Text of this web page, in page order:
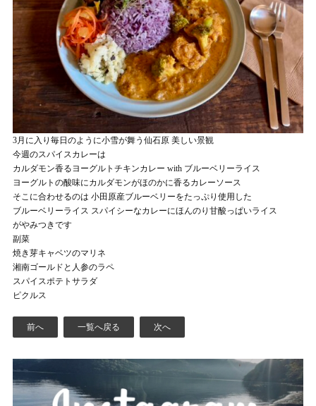
3月に入り毎日のように小雪が舞う仙石原 美しい景観
今週のスパイスカレーは
カルダモン香るヨーグルトチキンカレー with ブルーベリーライス
ヨーグルトの酸味にカルダモンがほのかに香るカレーソース
そこに合わせるのは 小田原産ブルーベリーをたっぷり使用した
ブルーベリーライス スパイシーなカレーにほんのり甘酸っぱいライス
がやみつきです
副菜
焼き芽キャベツのマリネ
湘南ゴールドと人参のラペ
スパイスポテトサラダ
ピクルス
前へ 一覧へ戻る 次へ